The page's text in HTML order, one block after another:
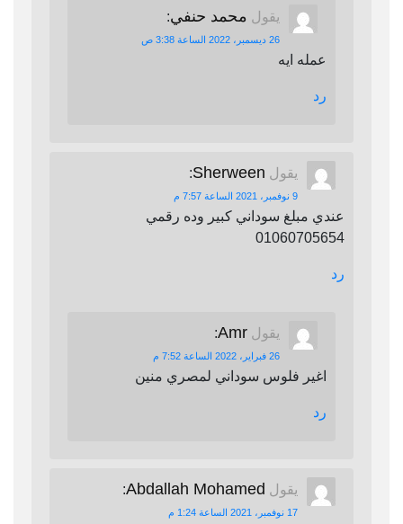
يقول محمد حنفي:
26 ديسمبر، 2022 الساعة 3:38 ص
عمله ايه
رد
يقول Sherween
:
9 نوفمبر، 2021 الساعة 7:57 م
عندي مبلغ سوداني كبير وده رقمي
01060705654
رد
يقول Amr
:
26 فبراير، 2022 الساعة 7:52 م
اغير فلوس سوداني لمصري منين
رد
يقول Abdallah Mohamed
:
17 نوفمبر، 2021 الساعة 1:24 م